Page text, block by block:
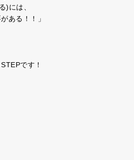
)には、
ある！！」
です！